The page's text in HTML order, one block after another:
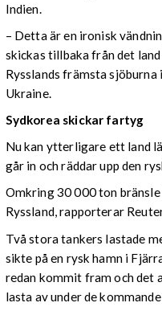
Indien.
– Detta är en ironisk
skickas tillbaka från det
Rysslands främsta
Ukraine.
Sydkorea skickar fartyg
Nu kan ytterligare ett land
går in och räddar upp den
Omkring 30 000 ton
Ryssland, rapporterar
Två stora tankers lastade
sikte på en rysk hamn i
redan kommit fram och det
lasta av under de kommande